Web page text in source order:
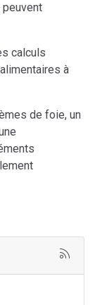
calculs
à
de foie, un